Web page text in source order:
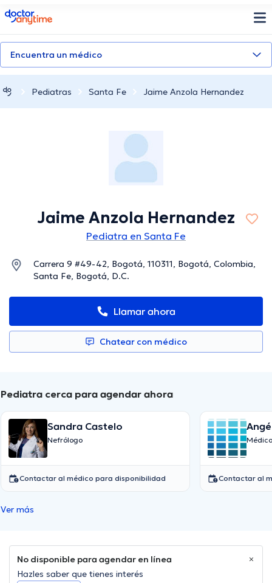
doctoranytime
Encuentra un médico
Pediatras Santa Fe Jaime Anzola Hernandez
Jaime Anzola Hernandez
Pediatra en Santa Fe
Carrera 9 #49-42, Bogotá, 110311, Bogotá, Colombia,
Santa Fe, Bogotá, D.C.
Llamar ahora
Chatear con médico
Pediatra cerca para agendar ahora
Sandra Castelo
Nefrólogo
Contactar al médico para disponibilidad Contactar al
Ver más
No disponible para agendar en línea
Hazles saber que tienes interés